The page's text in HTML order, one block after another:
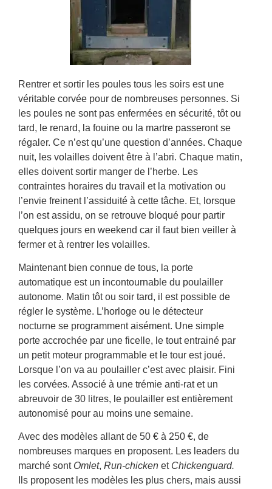
Rentrer et sortir les poules tous les soirs est une
véritable corvée pour de nombreuses personnes. Si
les poules ne sont pas enfermées en sécurité, tôt ou
tard, le renard, la fouine ou la martre passeront se
régaler. Ce n’est qu’une question d’années. Chaque
nuit, les volailles doivent être à l’abri. Chaque matin,
elles doivent sortir manger de l’herbe. Les
contraintes horaires du travail et la motivation ou
l’envie freinent l’assiduité à cette tâche. Et, lorsque
l’on est assidu, on se retrouve bloqué pour partir
quelques jours en weekend car il faut bien veiller à
fermer et à rentrer les volailles.
Maintenant bien connue de tous, la porte
automatique est un incontournable du poulailler
autonome. Matin tôt ou soir tard, il est possible de
régler le système. L’horloge ou le détecteur
nocturne se programment aisément. Une simple
porte accrochée par une ficelle, le tout entrainé par
un petit moteur programmable et le tour est joué.
Lorsque l’on va au poulailler c’est avec plaisir. Fini
les corvées. Associé à une trémie anti-rat et un
abreuvoir de 30 litres, le poulailler est entièrement
autonomisé pour au moins une semaine.
Avec des modèles allant de 50 € à 250 €, de
nombreuses marques en proposent. Les leaders du
marché sont Omlet, Run-chicken et Chickenguard.
Ils proposent les modèles les plus chers, mais aussi